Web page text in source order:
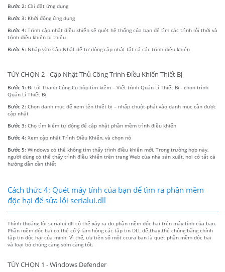
Bước 2: Cài đặt ứng dụng
Bước 3: Khởi động ứng dụng
Bước 4: Trình cập nhật điều khiển sẽ quét hệ thống của bạn để tìm các trình lỗi thời và
trình điều khiển bị thiếu
Bước 5: Nhấp vào Cập Nhật để tự động cập nhật tất cả các trình điều khiển
TÙY CHỌN 2 - Cập Nhật Thủ Công Trình Điều Khiển Thiết Bị
Bước 1: Đi tới Thanh Công Cụ hộp tìm kiếm – Viết trình Quản Lí Thiết Bị - chọn trình
Quản Lí Thiết Bị
Bước 2: Chọn danh mục để xem tên thiết bị – nhấp chuột-phải vào danh mục cần được
cập nhật
Bước 3: Chọ tìm kiếm tự động để cập nhật phần mềm trình điều khiển
Bước 4: Xem cập nhật Trình Điều Khiển, và chọn nó
Bước 5: Windows có thể không tìm thấy trình điều khiển mới, Trong trường hợp này,
người dùng có thể thấy trình điều khiển trên trang Web của nhà sản xuất, nơi có tất cả
hướng dẫn cần thiết
Cách thức 4: Quét máy tính của bạn để tìm ra phần mềm
độc hại để sửa lỗi serialui.dll
Thỉnh thoảng lỗi serialui.dll có thể xảy ra do phần mềm độc hại trên máy tính của bạn.
Phần mềm độc hại có thể cố ý làm hỏng các tập tin DLL để thay thế chúng bằng chính
tập tin độc hại của mình. Vì thế, ưu tiên số một ccura bạn là quét phần mềm độc hại
và loại bỏ chúng càng sớm càng tốt.
TÙY CHỌN 1 - Windows Defender